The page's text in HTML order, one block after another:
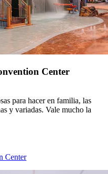
Center
para hacer en familia, las
y variadas. Vale mucho la
Center